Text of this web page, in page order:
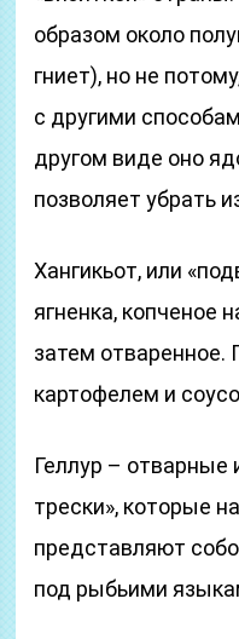
образом около
гниет), но не
с другими
другом виде оно
позволяет убрать
Хангикьот, или
ягненка, копченое
затем отваренное.
картофелем и
Геллур – отварные
трески», которые
представляют
под рыбьими